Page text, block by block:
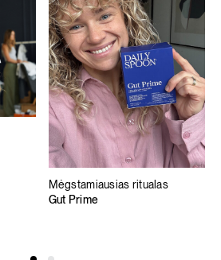
Mėgstamiausias ritualas
Gut Prime